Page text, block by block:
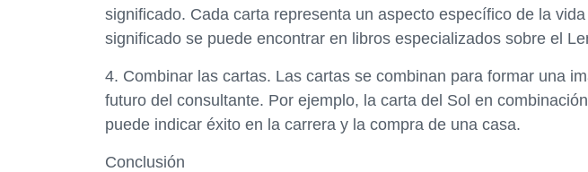
significado. Cada carta representa un aspecto específico de la
significado se puede encontrar en libros especializados sobre el
4. Combinar las cartas. Las cartas se combinan para formar una
futuro del consultante. Por ejemplo, la carta del Sol en
puede indicar éxito en la carrera y la compra de una casa.
Conclusión